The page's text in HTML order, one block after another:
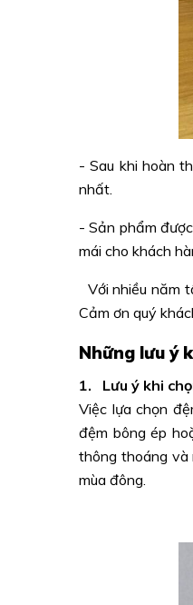
- Sau khi hoàn
nhất.
- Sản phẩm
mái cho khách
Với nhiều năm
Cảm ơn quý
Những lưu ý
1. Lưu ý khi
Việc lựa chọn
đệm bông ép
thông thoáng và
mùa đông.